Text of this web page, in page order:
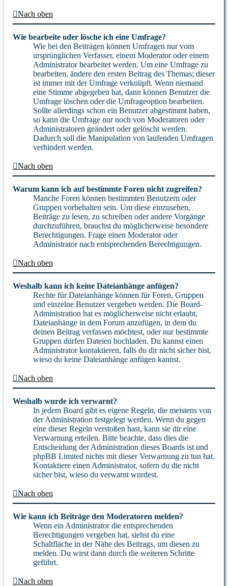
Nach oben
Wie bearbeite oder lösche ich eine Umfrage?
Wie bei den Beiträgen können Umfragen nur vom
ursprünglichen Verfasser, einem Moderator oder einem
Administrator bearbeitet werden. Um eine Umfrage zu
bearbeiten, ändere den ersten Beitrag des Themas; dieser
ist immer mit der Umfrage verknüpft. Wenn niemand
eine Stimme abgegeben hat, dann können Benutzer die
Umfrage löschen oder die Umfrageoption bearbeiten.
Sollte allerdings schon ein Benutzer abgestimmt haben,
so kann die Umfrage nur noch von Moderatoren oder
Administratoren geändert oder gelöscht werden.
Dadurch soll die Manipulation von laufenden Umfragen
verhindert werden.
Nach oben
Warum kann ich auf bestimmte Foren nicht zugreifen?
Manche Foren können bestimmten Benutzern oder
Gruppen vorbehalten sein. Um diese einzusehen,
Beiträge zu lesen, zu schreiben oder andere Vorgänge
durchzuführen, brauchst du möglicherweise besondere
Berechtigungen. Frage einen Moderator oder
Administrator nach entsprechenden Berechtigungen.
Nach oben
Weshalb kann ich keine Dateianhänge anfügen?
Rechte für Dateianhänge können für Foren, Gruppen
und einzelne Benutzer vergeben werden. Die Board-
Administration hat es möglicherweise nicht erlaubt,
Dateianhänge in dem Forum anzufügen, in dem du
deinen Beitrag verfassen möchtest, oder nur bestimmte
Gruppen dürfen Dateien hochladen. Du kannst einen
Administrator kontaktieren, falls du dir nicht sicher bist,
wieso du keine Dateianhänge anfügen kannst.
Nach oben
Weshalb wurde ich verwarnt?
In jedem Board gibt es eigene Regeln, die meistens von
der Administration festgelegt werden. Wenn du gegen
eine dieser Regeln verstoßen hast, kann sie dir eine
Verwarnung erteilen. Bitte beachte, dass dies die
Entscheidung der Administration dieses Boards ist und
phpBB Limited nichts mit dieser Verwarnung zu tun hat.
Kontaktiere einen Administrator, sofern du die nicht
sicher bist, wieso du verwarnt wurdest.
Nach oben
Wie kann ich Beiträge den Moderatoren melden?
Wenn ein Administrator die entsprechenden
Berechtigungen vergeben hat, siehst du eine
Schaltfläche in der Nähe des Beitrags, um diesen zu
melden. Du wirst dann durch die weiteren Schritte
geführt.
Nach oben